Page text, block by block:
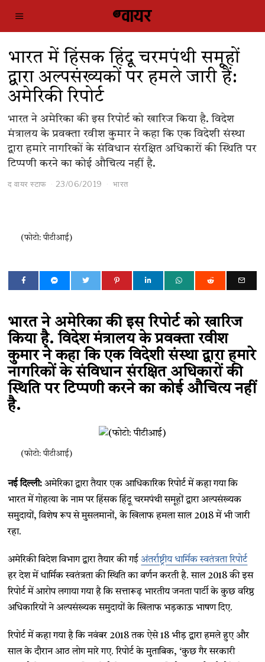
भारत में हिंसक हिंदू चरमपंथी समूहों
द्वारा अल्पसंख्यकों पर हमले जारी हैं:
अमेरिकी रिपोर्ट
भारत ने अमेरिका की इस रिपोर्ट को खारिज किया है. विदेश
मंत्रालय के प्रवक्ता रवीश कुमार ने कहा कि एक विदेशी संस्था
द्वारा हमारे नागरिकों के संविधान संरक्षित अधिकारों की स्थिति पर
टिप्पणी करने का कोई औचित्य नहीं है.
द वायर स्टाफ 23/06/2019 भारत
(फोटो: पीटीआई)
भारत ने अमेरिका की इस रिपोर्ट को खारिज
किया है. विदेश मंत्रालय के प्रवक्ता रवीश
कुमार ने कहा कि एक विदेशी संस्था द्वारा हमारे
नागरिकों के संविधान संरक्षित अधिकारों की
स्थिति पर टिप्पणी करने का कोई औचित्य नहीं
है.
(फोटो: पीटीआई)
नई दिल्ली: अमेरिका द्वारा तैयार एक आधिकारिक रिपोर्ट में कहा गया कि
भारत में गोहत्या के नाम पर हिंसक हिंदू चरमपंथी समूहों द्वारा अल्पसंख्यक
समुदायों, विशेष रूप से मुसलमानों, के खिलाफ हमला साल 2018 में भी जारी
रहा.
अमेरिकी विदेश विभाग द्वारा तैयार की गईअंतर्राष्ट्रीय धार्मिक स्वतंत्रता रिपोर्ट
हर देश में धार्मिक स्वतंत्रता की स्थिति का वर्णन करती है. साल 2018 की इस
रिपोर्ट में आरोप लगाया गया है कि सत्तारूढ़ भारतीय जनता पार्टी के कुछ वरिष्ठ
अधिकारियों ने अल्पसंख्यक समुदायों के खिलाफ भड़काऊ भाषण दिए.
रिपोर्ट में कहा गया है कि नवंबर 2018 तक ऐसे 18 भीड़ द्वारा हमले हुए और
साल के दौरान आठ लोग मारे गए. रिपोर्ट के मुताबिक, ‘कुछ गैर सरकारी